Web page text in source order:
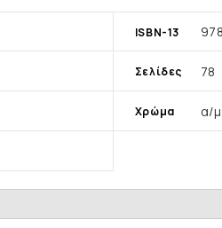
ISBN-13
Σελίδες 78
Χρώμα α/μ